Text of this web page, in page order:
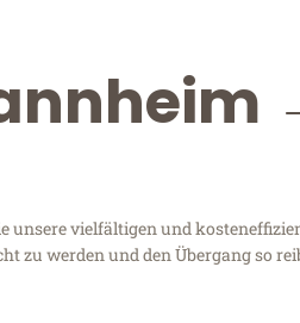
unsere vielfältigen und
zu werden und den Übergang so